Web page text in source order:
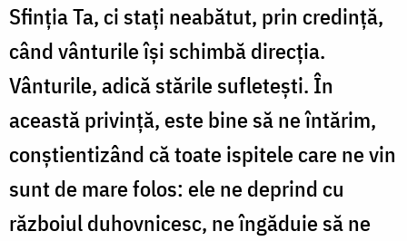
Sfinţia Ta, ci staţi neabătut, prin credinţă,
când vânturile îşi schimbă direcţia.
Vânturile, adică stările sufleteşti. În
această privinţă, este bine să ne întărim,
conştientizând că toate ispitele care ne vin
sunt de mare folos: ele ne deprind cu
războiul duhovnicesc, ne îngăduie să ne